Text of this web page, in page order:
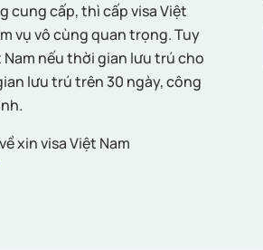
cung cấp, thì cấp visa Việt
vụ vô cùng quan trọng. Tuy
nếu thời gian lưu trú cho
lưu trú trên 30 ngày, công
xin visa Việt Nam